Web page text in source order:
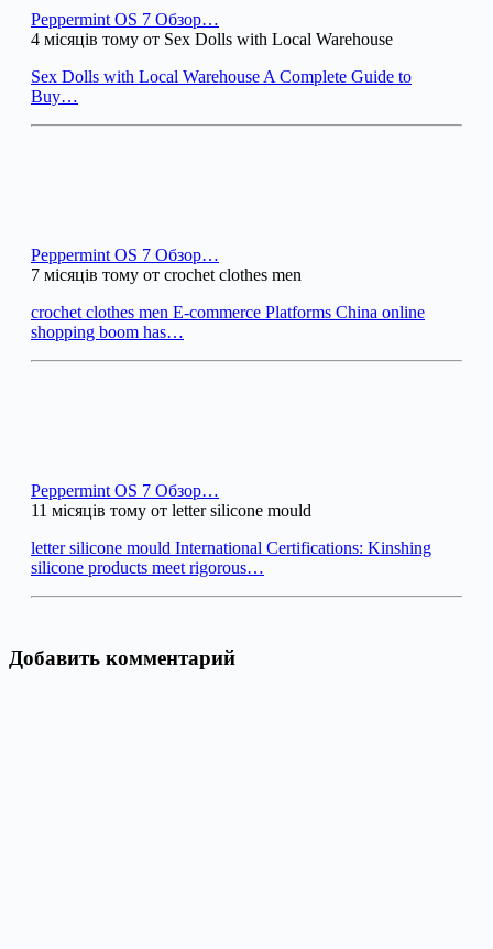
Peppermint OS 7 Обзор…
4 місяців тому от Sex Dolls with Local Warehouse
Sex Dolls with Local Warehouse A Complete Guide to
Buy…
Peppermint OS 7 Обзор…
7 місяців тому от crochet clothes men
crochet clothes men E-commerce Platforms China online
shopping boom has…
Peppermint OS 7 Обзор…
11 місяців тому от letter silicone mould
letter silicone mould International Certifications: Kinshing
silicone products meet rigorous…
Добавить комментарий